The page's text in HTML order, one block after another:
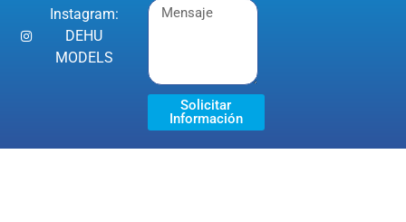
Instagram:
DEHU
MODELS
Solicitar
Información